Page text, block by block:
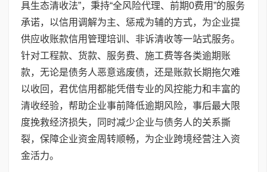
具生态清收法”，秉持“全风险代理、前期0费用”的服务
承诺，以信用调解为主、惩戒为辅的方式，为企业提
供应收账款信用管理培训、非诉清收等一站式服务。
针对工程款、货款、服务费、施工费等各类逾期账
款，无论是债务人恶意逃废债，还是账款长期拖欠难
以收回，君优信用都能凭借专业的风控能力和丰富的
清收经验，帮助企业事前降低逾期风险，事后最大限
度挽救经济损失，同时减少企业与债务人的关系撕
裂，保障企业资金周转顺畅，为企业跨境经营注入资
金活力。